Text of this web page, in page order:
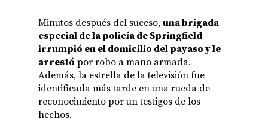
Minutos después del suceso, una brigada
especial de la policía de Springfield
irrumpió en el domicilio del payaso y le
arrestó por robo a mano armada.
Además, la estrella de la televisión fue
identificada más tarde en una rueda de
reconocimiento por un testigos de los
hechos.